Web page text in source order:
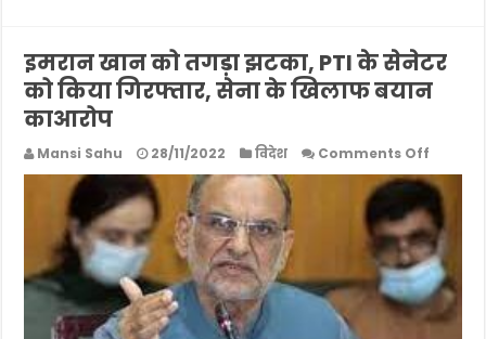
इमरान खान को तगड़ा झटका, PTI के सेनेटर
को किया गिरफ्तार, सेना के खिलाफ बयान
काआरोप
Mansi Sahu 28/11/2022 विदेश Comments Off
इमरान
खान
को
तगड़ा
झटका,
PTI
के
सेनेटर
को